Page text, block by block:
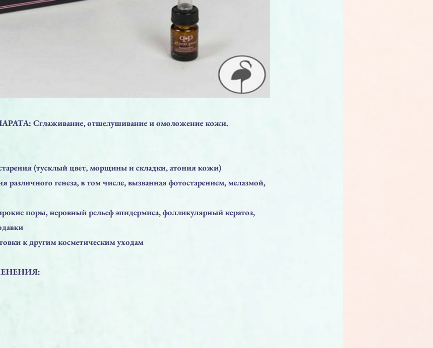
Сглаживание, отшелушивание и омоложение кожи.
(тусклый цвет, морщины и складки, атония кожи)
различного генеза, в том числе, вызванная фотостарением, мелазмой,
поры, неровный рельеф эпидермиса, фолликулярный кератоз,
к другим косметическим уходам